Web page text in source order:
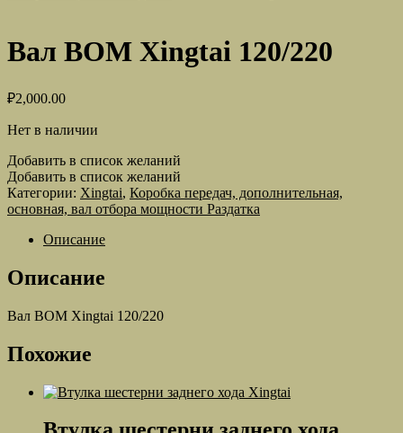
Вал ВОМ Xingtai 120/220
₽2,000.00
Нет в наличии
Добавить в список желаний
Добавить в список желаний
Категории: Xingtai, Коробка передач, дополнительная,
основная, вал отбора мощности Раздатка
Описание
Описание
Вал ВОМ Xingtai 120/220
Похожие